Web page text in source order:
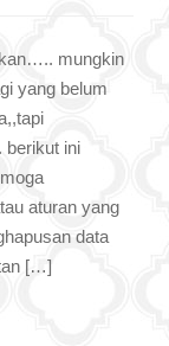
mungkin
yang belum
berikut ini
aturan yang
data
[…]